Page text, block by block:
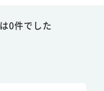
0件でした